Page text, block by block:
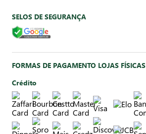
SELOS DE SEGURANÇA
FORMAS DE PAGAMENTO LOJAS FÍSICAS
Crédito